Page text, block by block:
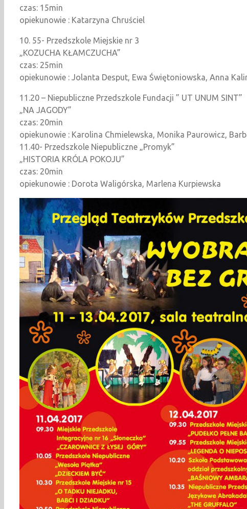
czas: 15min
opiekunowie : Katarzyna Chruściel
10. 55- Przedszkole Miejskie nr 3
„KOZUCHA KŁAMCZUCHA”
czas: 25min
opiekunowie : Jolanta Desput, Ewa Świętoniowska, Anna
11.20 – Niepubliczne Przedszkole Fundacji ” UT UNUM SINT”
„NA JAGODY”
czas: 20min
opiekunowie : Karolina Chmielewska, Monika Paurowicz,
11.40- Przedszkole Niepubliczne „Promyk”
„HISTORIA KRÓLA POKOJU”
czas: 20min
opiekunowie : Dorota Waligórska, Marlena Kurpiewska